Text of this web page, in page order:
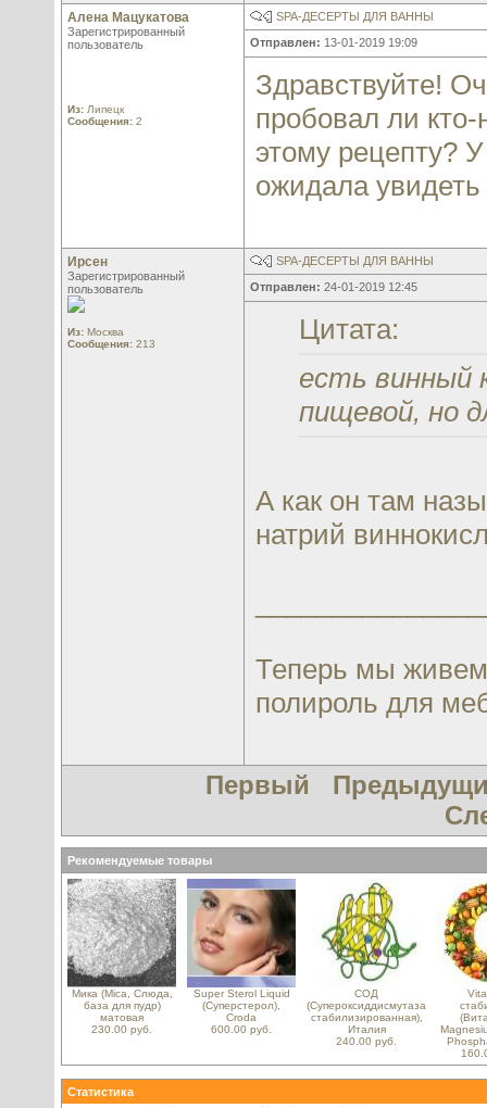
Алена Мацукатова
Зарегистрированный
пользователь
Из: Липецк
Сообщения: 2
SPA-ДЕСЕРТЫ ДЛЯ ВАННЫ
Отправлен: 13-01-2019 19:09
Здравствуйте!
пробовал ли
этому рецепту?
ожидала
Ирсен
Зарегистрированный
пользователь
Из: Москва
Сообщения: 213
SPA-ДЕСЕРТЫ ДЛЯ ВАННЫ
Отправлен: 24-01-2019 12:45
Цитата:
есть винный
пищевой, но
А как он там
натрий
Теперь мы
полироль для
Первый
Рекомендуемые товары
Мика (Mica, Слюда,
база для пудр)
матовая
230.00 руб.
Super Sterol Liquid
(Суперстерол),
Croda
600.00 руб.
СОД
(Супероксиддисмутаза
стабилизированная),
Италия
240.00 руб.
Статистика